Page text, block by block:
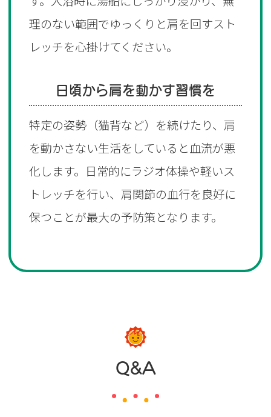
理のない範囲でゆっくりと肩を回すスト
レッチを心掛けてください。
日頃から肩を動かす習慣を‌
特定の姿勢（猫背など）を続けたり、肩
を動かさない生活をしていると血流が悪
化します。日常的にラジオ体操や軽いス
トレッチを行い、肩関節の血行を良好に
保つことが最大の予防策となります。
Q&A